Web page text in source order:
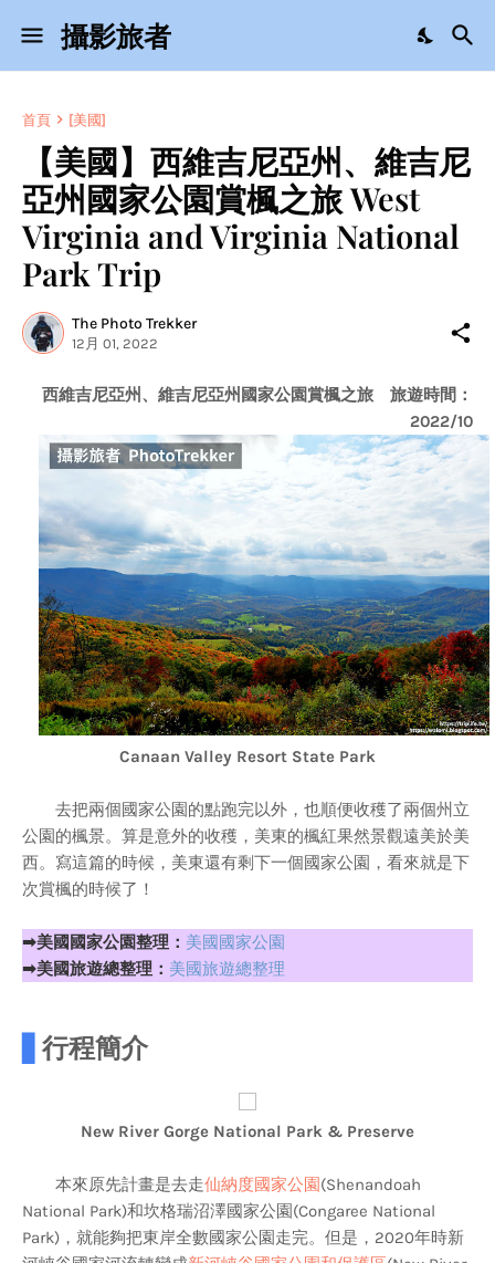
攝影旅者
首頁 [美國]
【美國】西維吉尼亞州、維吉尼
亞州國家公園賞楓之旅 West
Virginia and Virginia National
Park Trip
The Photo Trekker
12月 01, 2022
西維吉尼亞州、維吉尼亞州國家公園賞楓之旅 旅遊時間：
2022/10
Canaan Valley Resort State Park
去把兩個國家公園的點跑完以外，也順便收穫了兩個州立
公園的楓景。算是意外的收穫，美東的楓紅果然景觀遠美於美
西。寫這篇的時候，美東還有剩下一個國家公園，看來就是下
次賞楓的時候了！
➡美國國家公園整理： 美國國家公園
➡美國旅遊總整理： 美國旅遊總整理
行程簡介
New River Gorge National Park & Preserve
本來原先計畫是去走仙納度國家公園(Shenandoah
National Park)和坎格瑞沼澤國家公園(Congaree National
Park)，就能夠把東岸全數國家公園走完。但是，2020年時新